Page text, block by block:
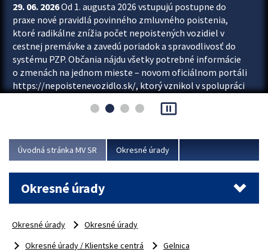
29. 06. 2026Od 1. augusta 2026 vstupujú postupne do
praxe nové pravidlá povinného zmluvného poistenia,
ktoré radikálne znížia počet nepoistených vozidiel v
cestnej premávke a zavedú poriadok a spravodlivosť do
systému PZP. Občania nájdu všetky potrebné informácie
o zmenách na jednom mieste – novom oficiálnom portáli
https://nepoistenevozidlo.sk/, ktorý vznikol v spolupráci
asociácie poisťovní (SLASPO) a Ministerstva vnútra SR.
Viac
pause_presentation
Úvodná stránka MV SR Okresné úrady
Okresné úrady
Okresné úrady
Okresné úrady
Okresné úrady / Klientske centrá
Gelnica